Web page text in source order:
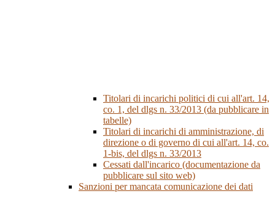
Titolari di incarichi politici di cui all'art. 14,
co. 1, del dlgs n. 33/2013 (da pubblicare in
tabelle)
Titolari di incarichi di amministrazione, di
direzione o di governo di cui all'art. 14, co.
1-bis, del dlgs n. 33/2013
Cessati dall'incarico (documentazione da
pubblicare sul sito web)
Sanzioni per mancata comunicazione dei dati